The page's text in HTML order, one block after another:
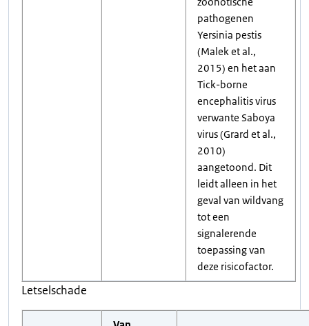
pathogenen
Yersinia pestis
(Malek et al.,
2015) en het aan
Tick-borne
encephalitis virus
verwante Saboya
virus (Grard et al.,
2010)
aangetoond. Dit
leidt alleen in het
geval van wildvang
tot een
signalerende
toepassing van
deze risicofactor.
Letselschade